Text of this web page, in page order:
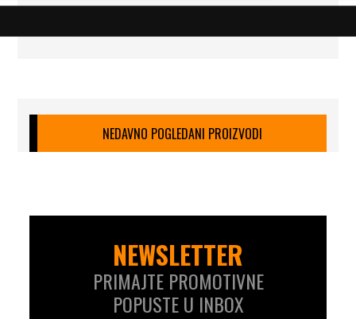
NEDAVNO POGLEDANI PROIZVODI
NEWSLETTER
PRIMAJTE PROMOTIVNE
POPUSTE U INBOX